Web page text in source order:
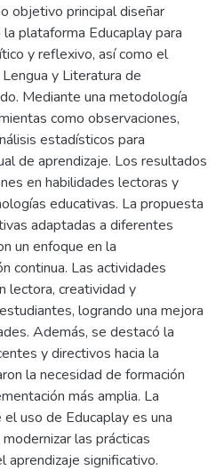
objetivo principal diseñar
plataforma Educaplay para
y reflexivo, así como el
y Literatura de
Mediante una metodología
como observaciones,
estadísticos para
de aprendizaje. Los resultados
en habilidades lectoras y
educativas. La propuesta
adaptadas a diferentes
un enfoque en la
continua. Las actividades
lectora, creatividad y
logrando una mejora
Además, se destacó la
y directivos hacia la
la necesidad de formación
más amplia. La
uso de Educaplay es una
las prácticas
aprendizaje significativo.